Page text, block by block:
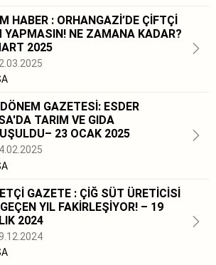
HABER : ORHANGAZİ’DE ÇİFTÇİ
YAPMASIN! NE ZAMANA KADAR?
2025
GAZETESİ: ESDER
TARIM VE GIDA
23 OCAK 2025
GAZETE : ÇİĞ SÜT ÜRETİCİSİ
YIL FAKİRLEŞİYOR! – 19
2024